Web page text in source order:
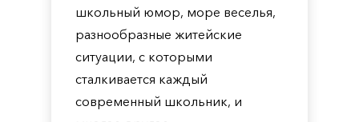
школьный юмор, море веселья,
разнообразные житейские
ситуации, с которыми
сталкивается каждый
современный школьник, и